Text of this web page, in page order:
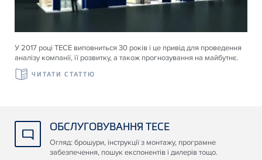
У 2017 році ТЕСЕ виповниться 30 років і це привід для проведення
аналізу компанії, її розвитку, а також прогнозування на майбутнє.
ЧИТАТИ СТАТТЮ
ОБСЛУГОВУВАННЯ TECE
Огляд: брошури, інструкції з монтажу, програмне
забезпечення, пошук експонентів і дилерів тощо.